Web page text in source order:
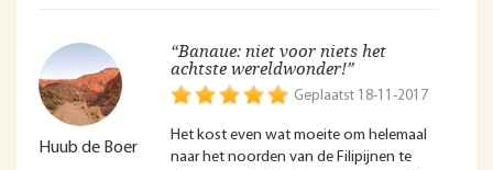
Huub de Boer
“Banaue: niet voor niets het
achtste wereldwonder!”
Geplaatst 18-11-2017
Het kost even wat moeite om helemaal
naar het noorden van de Filipijnen te